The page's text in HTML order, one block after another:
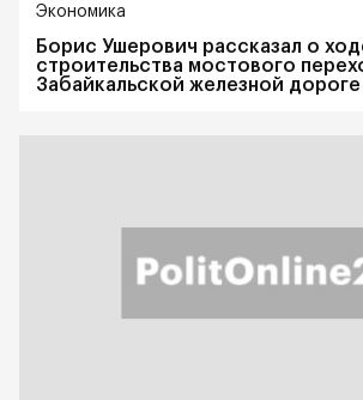
Экономика
Борис Ушерович рассказал о
строительства мостового
Забайкальской железной дороге